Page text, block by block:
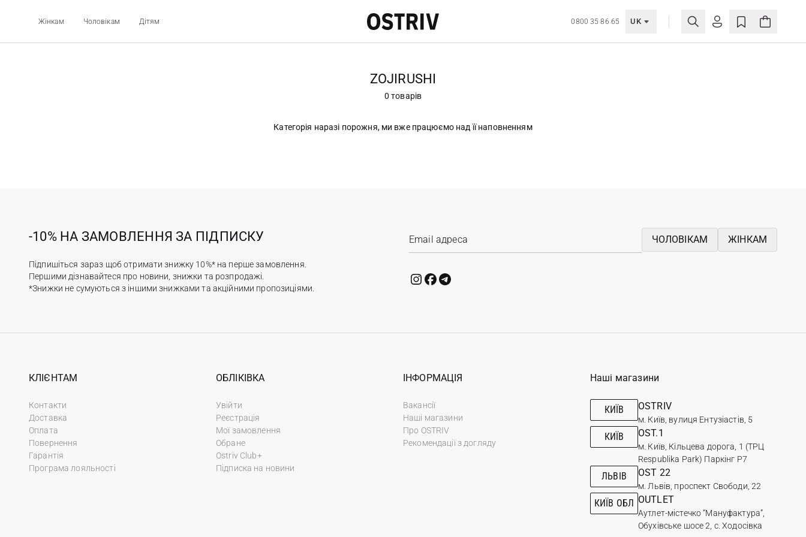
Жінкам Чоловікам Дітям 0800 35 86 65 UK
ZOJIRUSHI
0 товарів
Категорія наразі порожня, ми вже працюємо над її наповненням
-10% НА ЗАМОВЛЕННЯ ЗА ПІДПИСКУ
Підпишіться зараз щоб отримати знижку 10%* на перше замовлення.
Першими дізнавайтеся про новини, знижки та розпродажі.
*Знижки не сумуються з іншими знижками та акційними пропозиціями.
ЧОЛОВІКАМ ЖІНКАМ
КЛІЄНТАМ
Контакти
Доставка
Оплата
Повернення
Гарантія
Програма лояльності
ОБЛІКІВКА
Увійти
Реєстрація
Мої замовлення
Обране
Ostriv Club+
Підписка на новини
ІНФОРМАЦІЯ
Вакансії
Наші магазини
Про OSTRIV
Рекомендації з догляду
Наші магазини
КИЇВ OSTRIV
м. Київ, вулиця Ентузіастів, 5
КИЇВ OST.1
м. Київ, Кільцева дорога, 1 (ТРЦ
Respublika Park) Паркінг Р7
ЛЬВІВ OST 22
м. Львів, проспект Свободи, 22
КИЇВ ОБЛ OUTLET
Аутлет-містечко “Мануфактура”,
Обухівське шосе 2, с. Ходосівка